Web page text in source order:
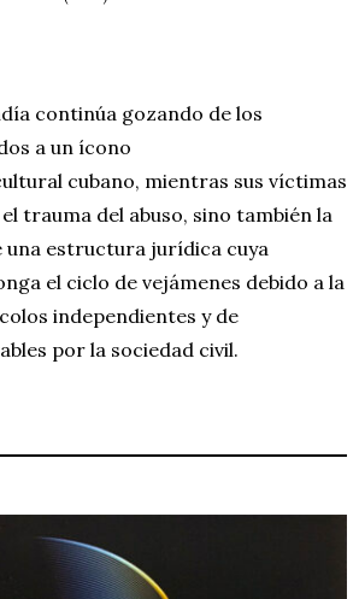
continúa gozando de los
a un ícono
cubano, mientras sus víctimas
trauma del abuso, sino también la
estructura jurídica cuya
el ciclo de vejámenes debido a la
independientes y de
por la sociedad civil.